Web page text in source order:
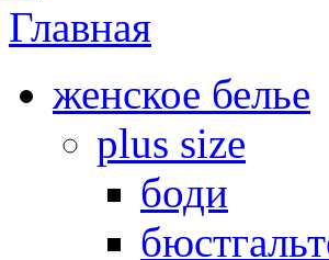
Главная
женское белье
plus size
боди